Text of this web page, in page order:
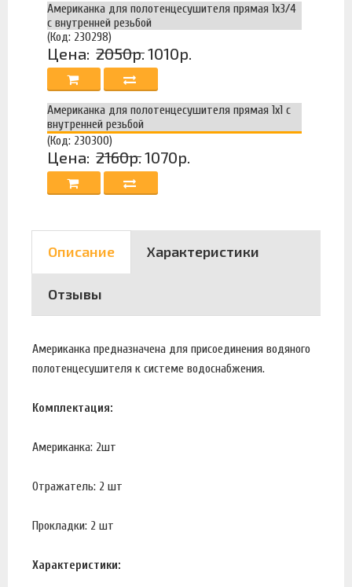
Американка для полотенцесушителя прямая 1х3/4
с внутренней резьбой
(Код: 230298)
Цена: 2050р.1010р.
Американка для полотенцесушителя прямая 1х1 с
внутренней резьбой
(Код: 230300)
Цена: 2160р.1070р.
Описание Характеристики
Отзывы
Американка предназначена для присоединения водяного
полотенцесушителя к системе водоснабжения.
Комплектация:
Американка: 2шт
Отражатель: 2 шт
Прокладки: 2 шт
Характеристики: